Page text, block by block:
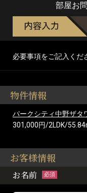
部屋お
必要事項をご記入くだ
物件情報
パークシティ中野ザタ
301,000円/2LDK/
お客様情報
お名前 必須